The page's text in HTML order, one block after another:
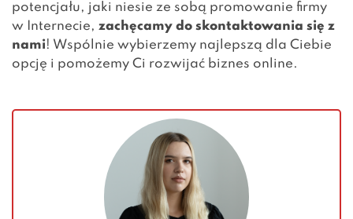
potencjału, jaki niesie ze sobą promowanie firmy
w Internecie, zachęcamy do skontaktowania się z
nami! Wspólnie wybierzemy najlepszą dla Ciebie
opcję i pomożemy Ci rozwijać biznes online.